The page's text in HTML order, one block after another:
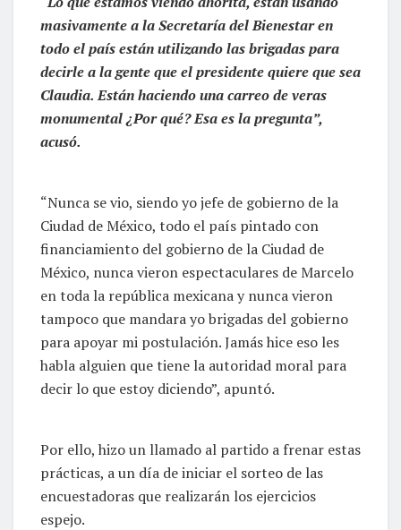
masivamente a la Secretaría del Bienestar en
todo el país están utilizando las brigadas para
decirle a la gente que el presidente quiere que sea
Claudia. Están haciendo una carreo de veras
monumental ¿Por qué? Esa es la pregunta”,
acusó.
“Nunca se vio, siendo yo jefe de gobierno de la
Ciudad de México, todo el país pintado con
financiamiento del gobierno de la Ciudad de
México, nunca vieron espectaculares de Marcelo
en toda la república mexicana y nunca vieron
tampoco que mandara yo brigadas del gobierno
para apoyar mi postulación. Jamás hice eso les
habla alguien que tiene la autoridad moral para
decir lo que estoy diciendo”, apuntó.
Por ello, hizo un llamado al partido a frenar estas
prácticas, a un día de iniciar el sorteo de las
encuestadoras que realizarán los ejercicios
espejo.